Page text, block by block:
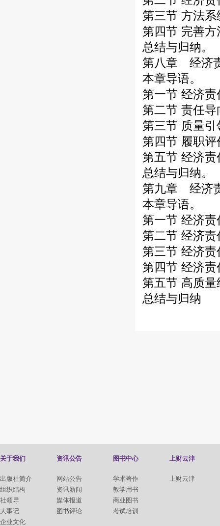
第三节 方法
第四节 完善
总结与归纳。
第八章 经济
本章导语。
第一节 经济
第二节 责任
第三节 质量
第四节 履职
第五节 经济
总结与归纳。
第九章 经济
本章导语。
第一节 经济
第二节 经济
第三节 经济
第四节 经济
第五节 高质
总结与归纳
关于我们
出版社简介
组织结构
社领导
大事记
企业文化
资讯公告
网站公告
资讯新闻
媒体报道
图书评论
图书中心
学术著作
教学用书
商业图书
考试培训
上财云津
上财云津